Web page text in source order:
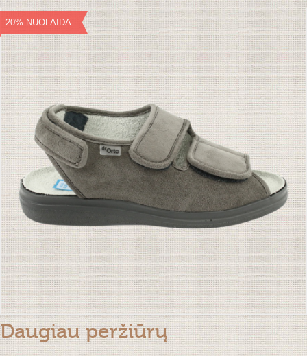
20% NUOLAIDA
Daugiau peržiūrų